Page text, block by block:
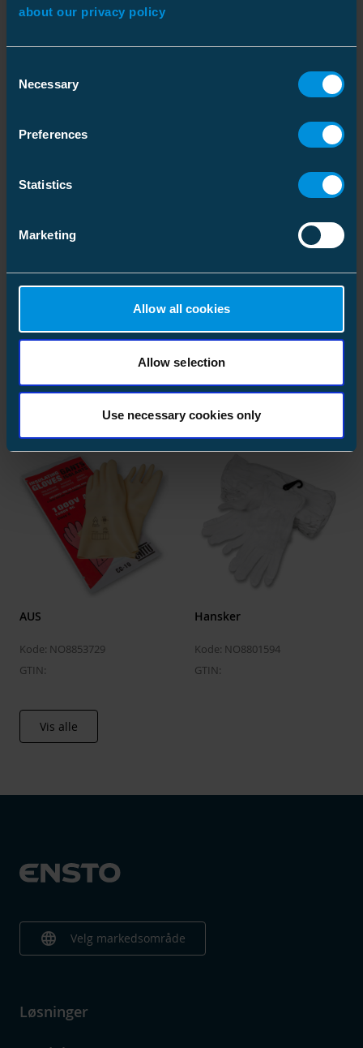
about our privacy policy
Selection
Necessary
Preferences
Statistics
Marketing
Allow all cookies
Allow selection
Use necessary cookies only
Plastpose
Vekt
Lignende produkter
Kode: NO8853724
AUS
Kode: NO8853728
GTIN:
AUS
Kode: NO8853729
GTIN:
Hansker
Kode: NO8801594
GTIN:
Vis alle
language Velg markedsområde
Løsninger